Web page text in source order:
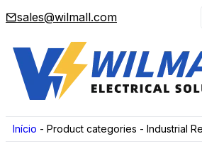
sales@wilmall.com
Início - Product categories - Industrial